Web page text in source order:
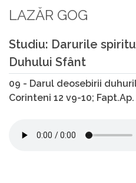
LAZĂR GOG
Studiu: Darurile
Duhului Sfânt
09 - Darul deosebirii
Corinteni 12 v9-10; Fapt.Ap.